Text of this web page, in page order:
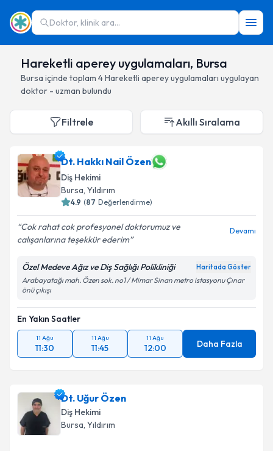
Doktor, klinik ara...
Hareketli aperey uygulamaları, Bursa
Bursa içinde toplam 4Hareketli aperey uygulamaları uygulayan
doktor - uzman bulundu
Filtrele Akıllı Sıralama
Dt. Hakkı Nail Özen
Diş Hekimi
Bursa, Yıldırım
4.9 (87 Değerlendirme)
Cok rahat cok profesyonel doktorumuz ve
calışanlarına teşekkür ederim
Devamı
Özel Medeve Ağız ve Diş Sağlığı Polikliniği Haritada Göster
Arabayatağı mah. Özen sok. no1 / Mimar Sinan metro istasyonu Çınar
önü çıkışı
En Yakın Saatler
11 Ağu
11:30
11 Ağu
11:45
11 Ağu
12:00 Daha Fazla
Dt. Uğur Özen
Diş Hekimi
Bursa, Yıldırım